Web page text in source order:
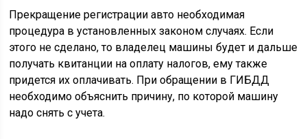
Прекращение регистрации авто необходимая
процедура в установленных законом случаях. Если
этого не сделано, то владелец машины будет и дальше
получать квитанции на оплату налогов, ему также
придется их оплачивать. При обращении в ГИБДД
необходимо объяснить причину, по которой машину
надо снять с учета.